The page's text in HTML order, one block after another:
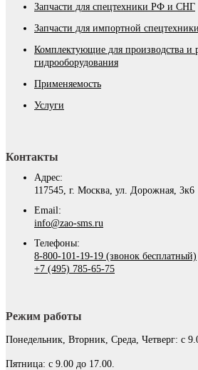
Запчасти для спецтехники РФ и СНГ
Запчасти для импортной спецтехники
Комплектующие для производства и
гидрооборудования
Применяемость
Услуги
Контакты
Адрес:
117545, г. Москва, ул. Дорожная, 3к6
Email:
info@zao-sms.ru
Телефоны:
8-800-101-19-19 (звонок бесплатный)
+7 (495) 785-65-75
Режим работы
Понедельник, Вторник, Среда, Четверг: с
Пятница: с 9.00 до 17.00.